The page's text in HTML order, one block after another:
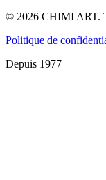
© 2026 CHIMI ART.
Politique de
Depuis 1977